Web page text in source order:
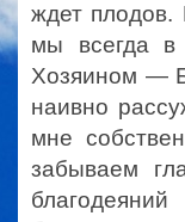
ждет плодов.
мы всегда в
Хозяином —
наивно
мне
забываем